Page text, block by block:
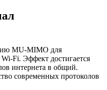
MU-MIMO для
Fi. Эффект достигается
интернета в общий.
современных протоколов